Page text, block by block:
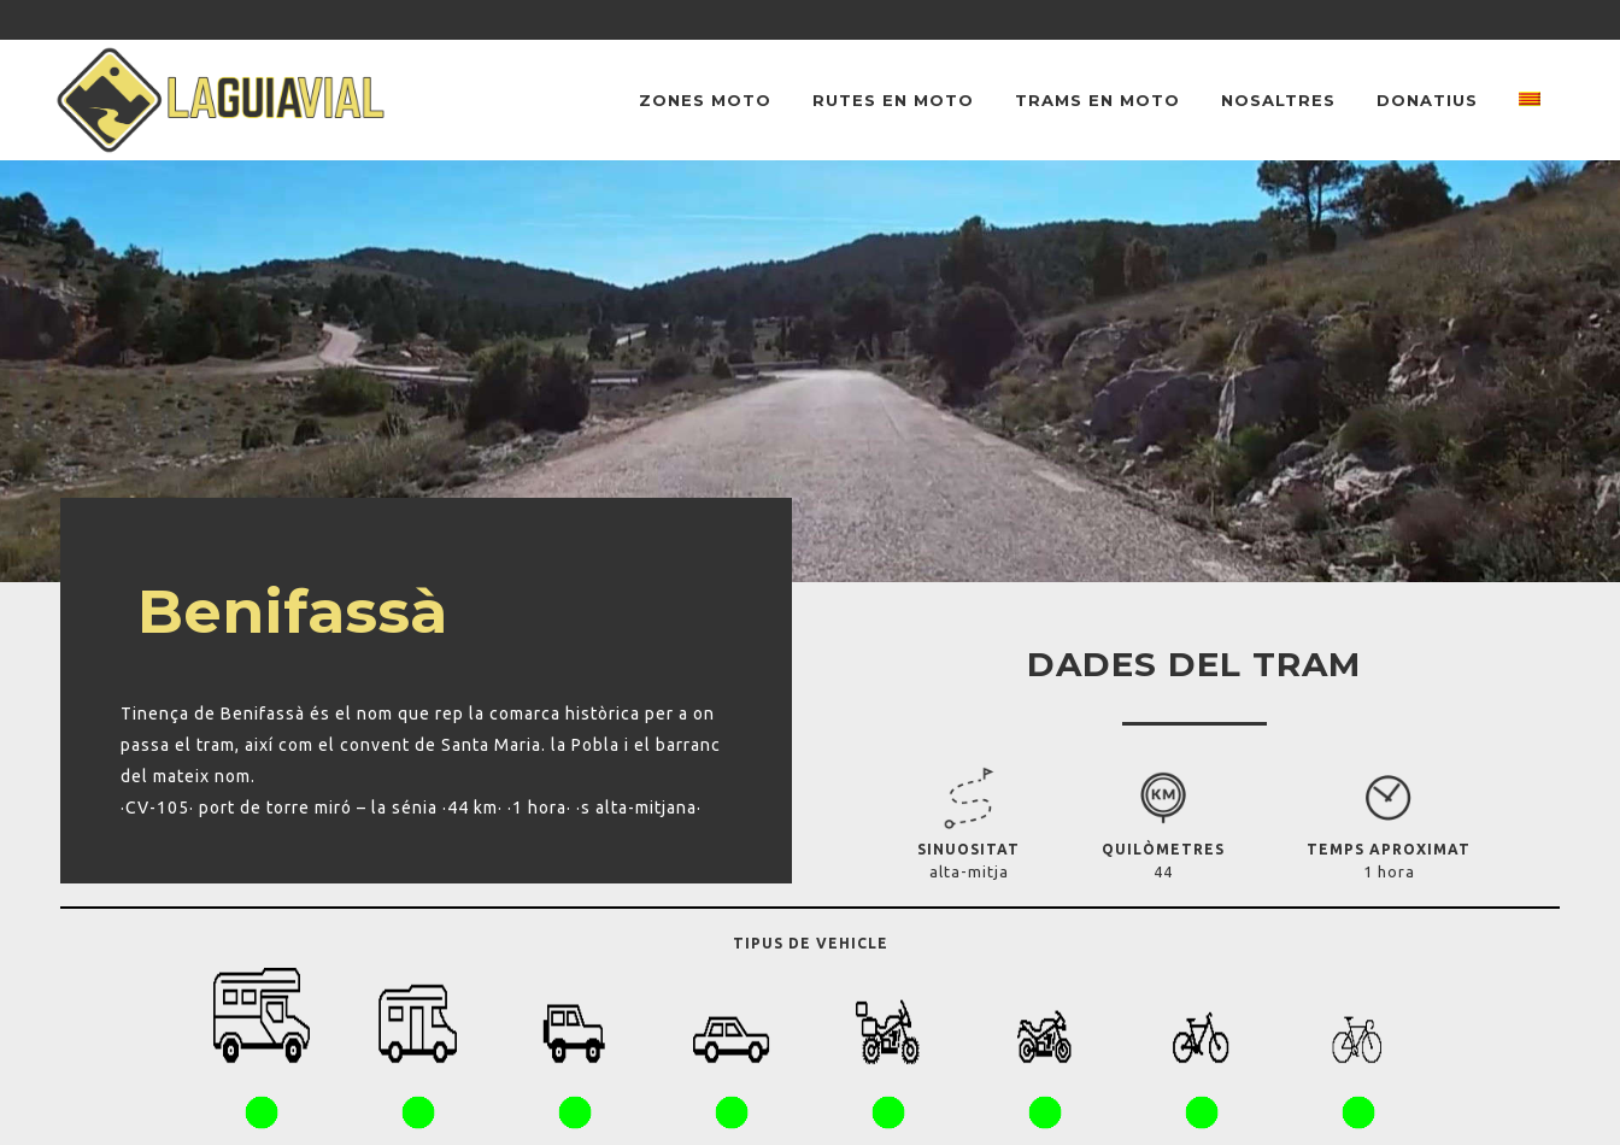
ZONES MOTO RUTES EN MOTO TRAMS EN MOTO NOSALTRES DONATIUS
Benifassà
Tinença de Benifassà és el nom que rep la comarca històrica per a on
passa el tram, així com el convent de Santa Maria. la Pobla i el barranc
del mateix nom.
·CV-105· port de torre miró – la sénia ·44 km· ·1 hora· ·s alta-mitjana·
DADES DEL TRAM
SINUOSITAT
alta-mitja
QUILÒMETRES
44
TEMPS APROXIMAT
1 hora
TIPUS DE VEHICLE